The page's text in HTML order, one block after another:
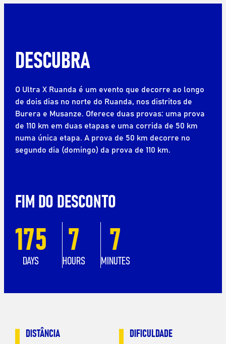
DESCUBRA
O Ultra X Ruanda é um evento que decorre ao longo
de dois dias no norte do Ruanda, nos distritos de
Burera e Musanze. Oferece duas provas: uma prova
de 110 km em duas etapas e uma corrida de 50 km
numa única etapa. A prova de 50 km decorre no
segundo dia (domingo) da prova de 110 km.
FIM DO DESCONTO
175
DAYS
7
HOURS
7
MINUTES
DISTÂNCIA
DIFICULDADE